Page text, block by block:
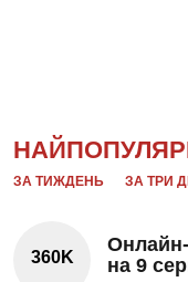
ЗА ТИЖДЕНЬ ЗА ТРИ
360K
Онлайн-
на 9